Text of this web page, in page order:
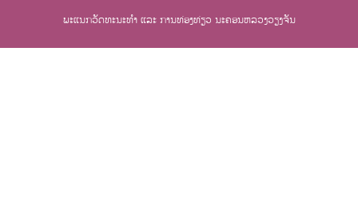
ພະແນກວັດທະນະທຳ ແລະ ການທ່ອງທ່ຽວ ນະຄອນຫລວງວຽງຈັນ